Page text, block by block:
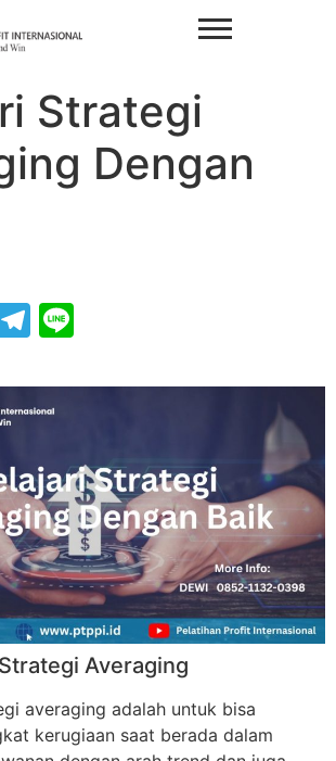
Strategi
Dengan
Telegram
Strategi Averaging
averaging adalah untuk bisa
kerugiaan saat berada dalam